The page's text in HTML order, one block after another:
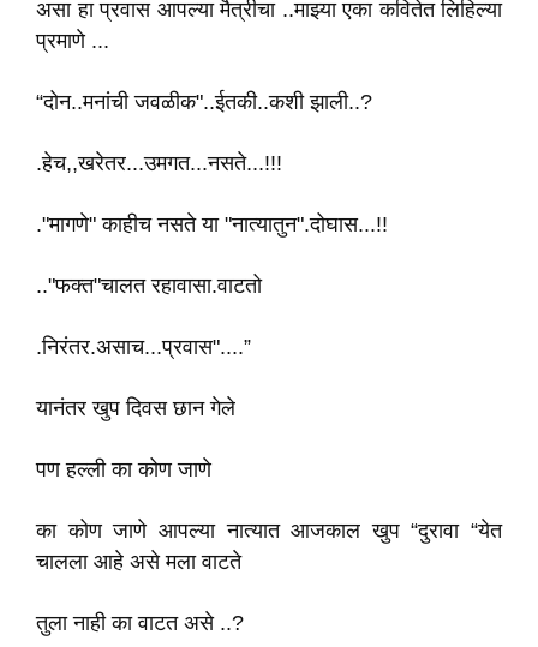
असा हा प्रवास आपल्या मैत्रीचा ..माझ्या एका कवितेत लिहिल्या
प्रमाणे ...
“दोन..मनांची जवळीक"..ईतकी..कशी झाली..?
.हेच,,खरेतर...उमगत...नसते...!!!
."मागणे" काहीच नसते या "नात्यातुन".दोघास...!!
.."फक्त"चालत रहावासा.वाटतो
.निरंतर.असाच...प्रवास"....”
यानंतर खुप दिवस छान गेले
पण हल्ली का कोण जाणे
का कोण जाणे आपल्या नात्यात आजकाल खुप “दुरावा “येत
चालला आहे असे मला वाटते
तुला नाही का वाटत असे ..?